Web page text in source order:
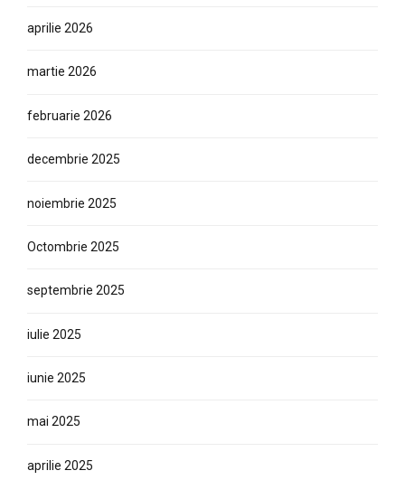
aprilie 2026
martie 2026
februarie 2026
decembrie 2025
noiembrie 2025
Octombrie 2025
septembrie 2025
iulie 2025
iunie 2025
mai 2025
aprilie 2025